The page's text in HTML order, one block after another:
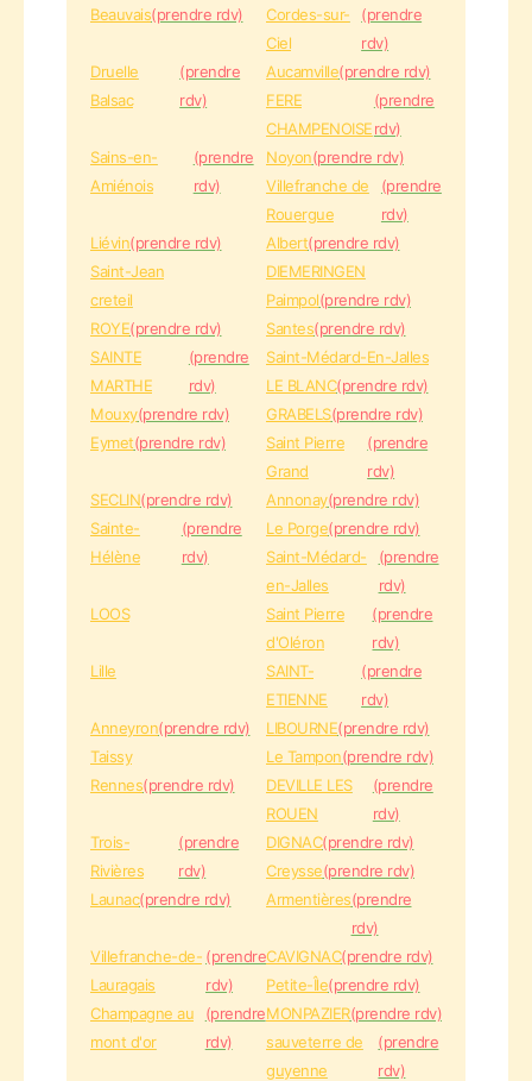
Beauvais(prendre rdv)
Cordes-sur-
Ciel
(prendre
rdv)
Druelle
Balsac
(prendre
rdv)
Aucamville(prendre rdv)
FERE
CHAMPENOISE
(prendre
rdv)
Sains-en-
Amiénois
(prendre
rdv)
Noyon(prendre rdv)
Villefranche de
Rouergue
(prendre
rdv)
Liévin(prendre rdv) Albert(prendre rdv)
Saint-Jean
DIEMERINGEN
creteil
Paimpol(prendre rdv)
ROYE(prendre rdv) Santes(prendre rdv)
SAINTE
MARTHE
(prendre
rdv)
Saint-Médard-En-Jalles
LE BLANC(prendre rdv)
Mouxy(prendre rdv) GRABELS(prendre rdv)
Eymet(prendre rdv)
Saint Pierre
Grand
(prendre
rdv)
SECLIN(prendre rdv) Annonay(prendre rdv)
Sainte-
Hélène
(prendre
rdv)
Le Porge(prendre rdv)
Saint-Médard-
en-Jalles
(prendre
rdv)
LOOS
Saint Pierre
d'Oléron
(prendre
rdv)
Lille
SAINT-
ETIENNE
(prendre
rdv)
Anneyron(prendre rdv) LIBOURNE(prendre rdv)
Taissy
Le Tampon(prendre rdv)
Rennes(prendre rdv)
DEVILLE LES
ROUEN
(prendre
rdv)
Trois-
Rivières
(prendre
rdv)
DIGNAC(prendre rdv)
Creysse(prendre rdv)
Launac(prendre rdv) Armentières(prendre
rdv)
Villefranche-de-
Lauragais
(prendre
rdv)
CAVIGNAC(prendre rdv)
Petite-Île(prendre rdv)
Champagne au
mont d'or
(prendre
rdv)
MONPAZIER(prendre rdv)
sauveterre de
guyenne
(prendre
rdv)